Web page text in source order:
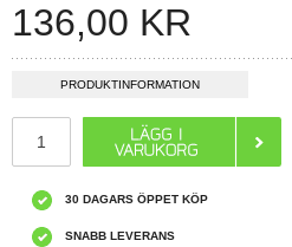
136,00 KR
PRODUKTINFORMATION
30 DAGARS ÖPPET KÖP
SNABB LEVERANS